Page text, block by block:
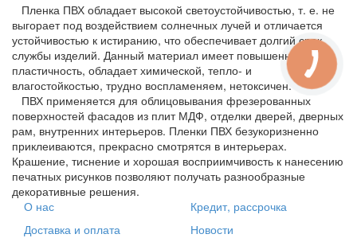
Пленка ПВХ обладает высокой светоустойчивостью, т. е. не
выгорает под воздействием солнечных лучей и отличается
устойчивостью к истиранию, что обеспечивает долгий срок
службы изделий. Данный материал имеет повышенную
пластичность, обладает химической, тепло- и
влагостойкостью, трудно воспламеняем, нетоксичен.
ПВХ применяется для облицовывания фрезерованных
поверхностей фасадов из плит МДФ, отделки дверей, дверных
рам, внутренних интерьеров. Пленки ПВХ безукоризненно
приклеиваются, прекрасно смотрятся в интерьерах.
Крашение, тиснение и хорошая восприимчивость к нанесению
печатных рисунков позволяют получать разнообразные
декоративные решения.
О нас
Доставка и оплата
Кредит, рассрочка
Новости